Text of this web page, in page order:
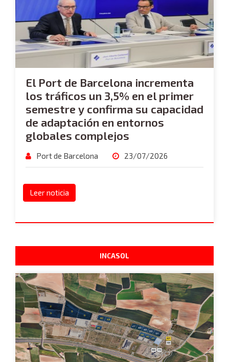
El Port de Barcelona incrementa
los tráficos un 3,5% en el primer
semestre y confirma su capacidad
de adaptación en entornos
globales complejos
Port de Barcelona 23/07/2026
Leer noticia
INCASOL